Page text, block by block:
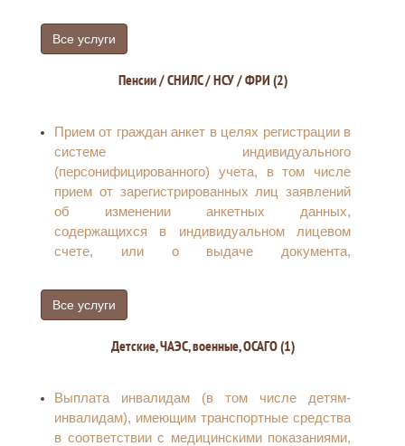
Все услуги
Пенсии / СНИЛС / НСУ / ФРИ (2)
Прием от граждан анкет в целях регистрации в
системе индивидуального
(персонифицированного) учета, в том числе
прием от зарегистрированных лиц заявлений
об изменении анкетных данных,
содержащихся в индивидуальном лицевом
счете, или о выдаче документа,
индивидуального (персонифицированного)
учета
накопительной пенсии и пенсий по
Все услуги
Детские, ЧАЭС, военные, ОСАГО (1)
Выплата инвалидам (в том числе детям-
инвалидам), имеющим транспортные средства
в соответствии с медицинскими показаниями,